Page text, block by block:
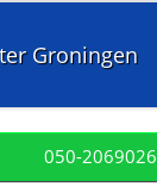
Groningen
050-2069026